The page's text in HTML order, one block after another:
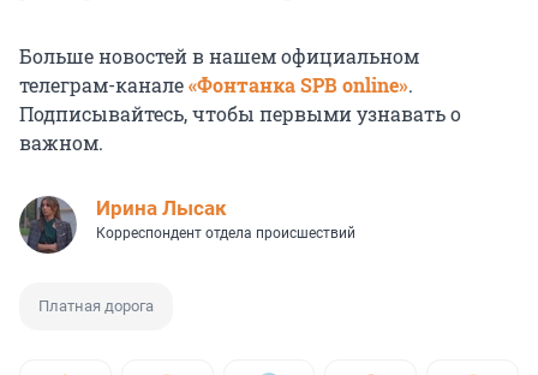
Больше новостей в нашем официальном
телеграм-канале«Фонтанка SPB online».
Подписывайтесь, чтобы первыми узнавать о
важном.
Ирина Лысак
Корреспондент отдела происшествий
Платная дорога